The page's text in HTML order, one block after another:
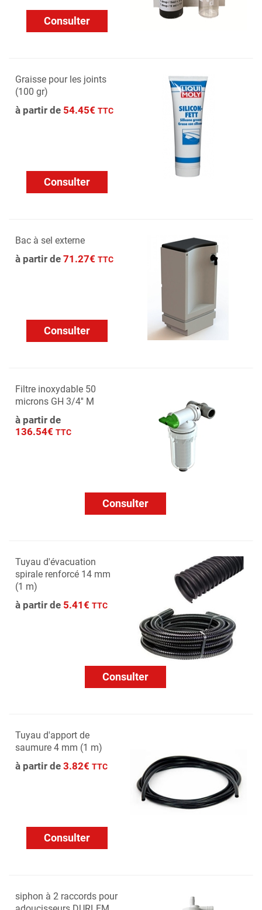
Consulter
Graisse pour les joints
(100 gr)
à partir de 54.45€ TTC
Consulter
Bac à sel externe
à partir de 71.27€ TTC
Consulter
Filtre inoxydable 50
microns GH 3/4'' M
à partir de
136.54€ TTC
Consulter
Tuyau d'évacuation
spirale renforcé 14 mm
(1 m)
à partir de 5.41€ TTC
Consulter
Tuyau d'apport de
saumure 4 mm (1 m)
à partir de 3.82€ TTC
Consulter
siphon à 2 raccords pour